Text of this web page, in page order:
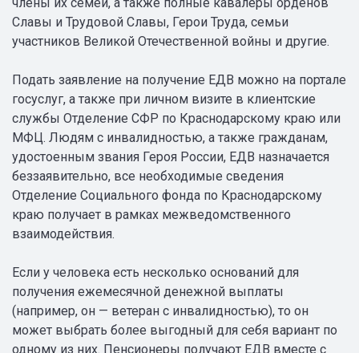
Славы и Трудовой Славы, Герои Труда, семьи
участников Великой Отечественной войны и другие.
Подать заявление на получение ЕДВ можно на портале
госуслуг, а также при личном визите в клиентские
службы Отделение СФР по Краснодарскому краю или
МФЦ. Людям с инвалидностью, а также гражданам,
удостоенным звания Героя России, ЕДВ назначается
беззаявительно, все необходимые сведения
Отделение Социального фонда по Краснодарскому
краю получает в рамках межведомственного
взаимодействия.
Если у человека есть несколько оснований для
получения ежемесячной денежной выплаты
(например, он — ветеран с инвалидностью), то он
может выбрать более выгодный для себя вариант по
одному из них. Пенсионеры получают ЕДВ вместе с